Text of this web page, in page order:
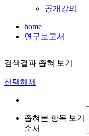
공개강의
home
연구보고서
검색결과 좁혀 보기
선택해제
좁혀본 항목 보기
순서